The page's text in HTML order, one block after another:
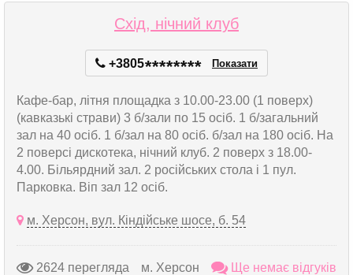
Схід, нічний клуб
+3805******** Показати
Кафе-бар, літня площадка з 10.00-23.00 (1 поверх)
(кавказькі страви) 3 б/зали по 15 осіб. 1 б/загальний
зал на 40 осіб. 1 б/зал на 80 осіб. б/зал на 180 осіб. На
2 поверсі дискотека, нічний клуб. 2 поверх з 18.00-
4.00. Більярдний зал. 2 російських стола і 1 пул.
Парковка. Віп зал 12 осіб.
м. Херсон, вул. Кіндійське шосе, б. 54
2624 перегляда м. Херсон Ще немає відгуків